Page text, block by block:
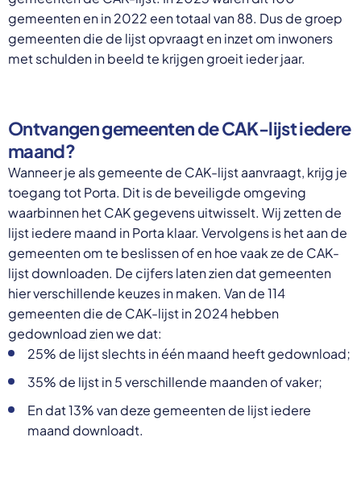
gemeenten en in 2022 een totaal van 88. Dus de groep
gemeenten die de lijst opvraagt en inzet om inwoners
met schulden in beeld te krijgen groeit ieder jaar.
Ontvangen gemeenten de CAK-lijst iedere
maand?
Wanneer je als gemeente de CAK-lijst aanvraagt, krijg je
toegang tot Porta. Dit is de beveiligde omgeving
waarbinnen het CAK gegevens uitwisselt. Wij zetten de
lijst iedere maand in Porta klaar. Vervolgens is het aan de
gemeenten om te beslissen of en hoe vaak ze de CAK-
lijst downloaden. De cijfers laten zien dat gemeenten
hier verschillende keuzes in maken. Van de 114
gemeenten die de CAK-lijst in 2024 hebben
gedownload zien we dat:
25% de lijst slechts in één maand heeft gedownload;
35% de lijst in 5 verschillende maanden of vaker;
En dat 13% van deze gemeenten de lijst iedere
maand downloadt.